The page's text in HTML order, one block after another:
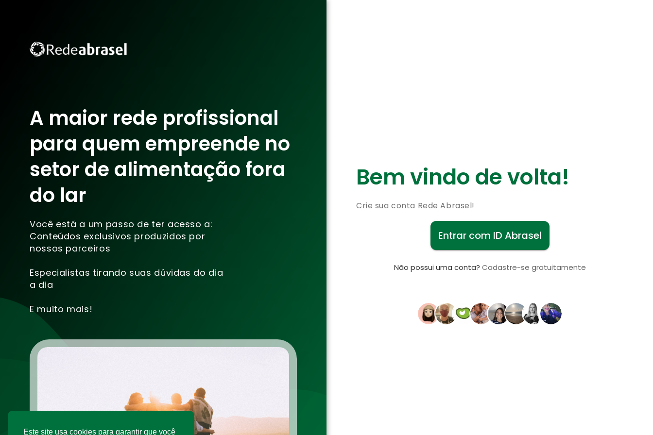
Este site usa cookies para garantir que você
A maior rede profissional
para quem empreende no
setor de alimentação fora
do lar
Você está a um passo de ter acesso a:
Conteúdos exclusivos produzidos por
nossos parceiros
Especialistas tirando suas dúvidas do dia
a dia
E muito mais!
Bem vindo de volta!
Crie sua conta Rede Abrasel!
Entrar com ID Abrasel
Não possui uma conta? Cadastre-se gratuitamente